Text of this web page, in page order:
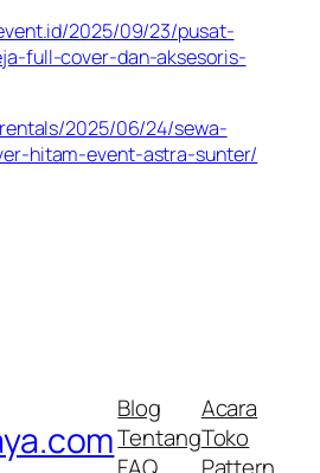
2025/09/23/pusat-
full-cover-dan-aksesoris-
2025/06/24/sewa-
hitam-event-astra-sunter/
Blog
Tentang
Acara
Toko